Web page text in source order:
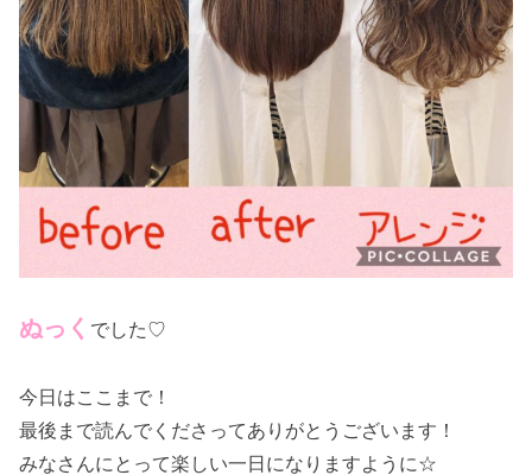
ぬっく でした♡
今日はここまで！
最後まで読んでくださってありがとうございます！
みなさんにとって楽しい一日になりますように☆